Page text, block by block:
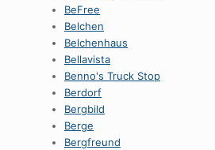
BeFree
Belchen
Belchenhaus
Bellavista
Benno's Truck Stop
Berdorf
Bergbild
Berge
Bergfreund